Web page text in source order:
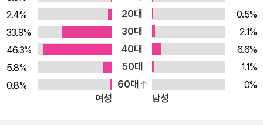
수 우투리》는 이야기를 듣는 아이들에게 “그 다음은 어떻게 될
까?” 혹은 “이렇게 되지 않을까?” 하는 기대감을 갖게 합니다.
입말을 살린 생생한 글과 볼거리 가득한 그림은 우투리 옛이야기
가 가진 특유의 재미를 잘 살려 줍니다. ‘비범한 영웅 이야기’ 속
에 담긴 ‘평범한 백성들의 바람’ 옛이야기 속에서는 앞으로 생길
일을 알려 주거나 중요한 의미를 담은 상징들이 많이 나옵니다.
2.4%
20대
0.5%
33.9%
30대
2.1%
46.3%
40대
6.6%
5.8%
50대
1.1%
0.8%
60대
0%
여성
남성